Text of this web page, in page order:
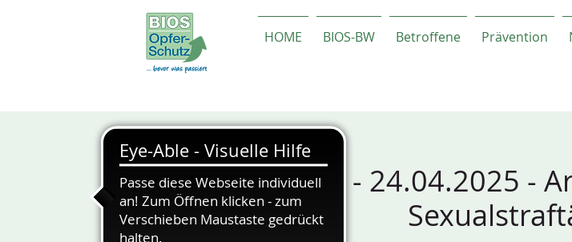
HOME BIOS-BW Betroffene Prävention
PRÄSENZ - 24.04.2025 -